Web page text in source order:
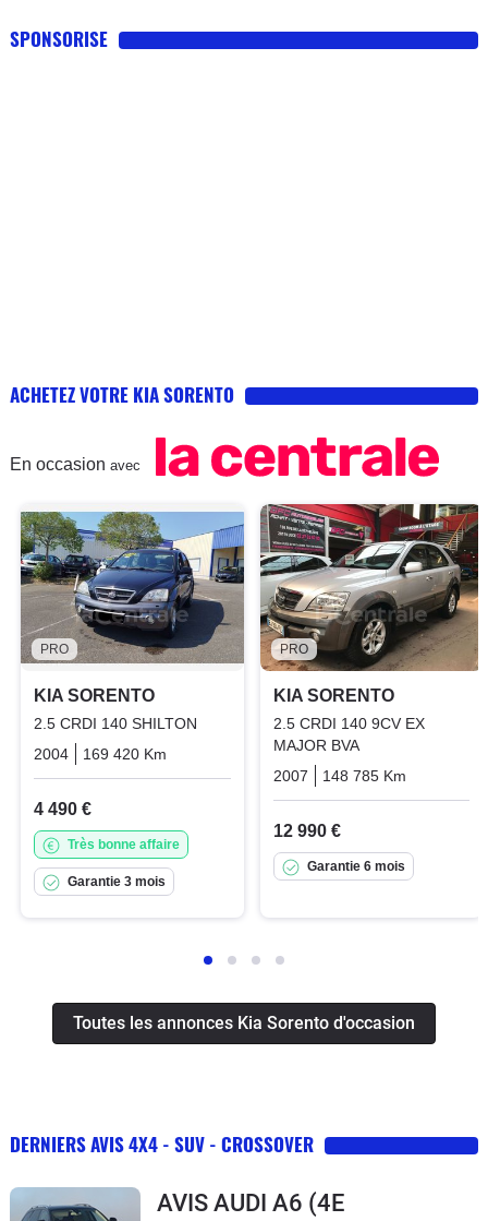
SPONSORISE
ACHETEZ VOTRE KIA SORENTO
En occasion avec
PRO
KIA SORENTO
2.5 CRDI 140 SHILTON
2004
169 420 Km Diesel
4 490 €
Très bonne affaire
Garantie 3 mois
PRO
KIA SORENTO
2.5 CRDI 140 9CV EX
MAJOR BVA
2007
148 785 Km
12 990 €
Garantie 6 mois
Toutes les annonces Kia Sorento d'occasion
DERNIERS AVIS 4X4 - SUV - CROSSOVER
AVIS AUDI A6 (4E